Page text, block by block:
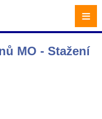
MO - Stažení
≡